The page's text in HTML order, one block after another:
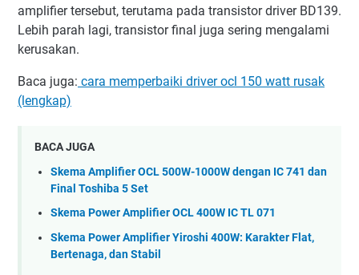
amplifier tersebut, terutama pada transistor driver BD139.
Lebih parah lagi, transistor final juga sering mengalami
kerusakan.
Baca juga: cara memperbaiki driver ocl 150 watt rusak
(lengkap)
BACA JUGA
Skema Amplifier OCL 500W-1000W dengan IC 741 dan
Final Toshiba 5 Set
Skema Power Amplifier OCL 400W IC TL 071
Skema Power Amplifier Yiroshi 400W: Karakter Flat,
Bertenaga, dan Stabil